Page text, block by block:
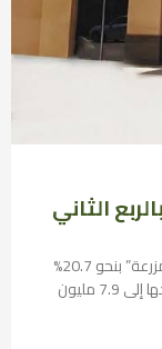
قفزت ربحية شركة السعودية للتسويق “أسواق المزرعة” بنحو 20.7%
خلال الربع الثاني من العام الحالي، ليصل صافي أرباحها إلى 7.9 مليون